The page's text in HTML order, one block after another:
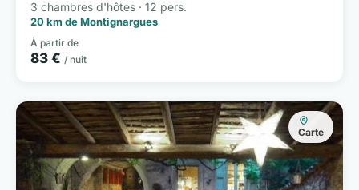
3 chambres d'hôtes · 12 pers.
20 km de Montignargues
À partir de
83 € / nuit
Carte